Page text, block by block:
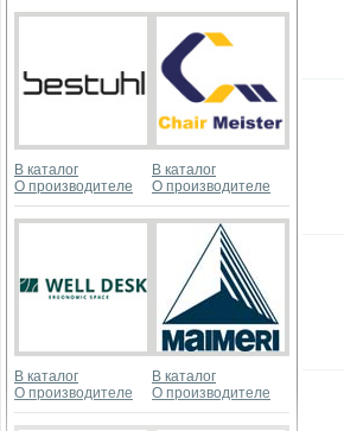
В каталог
О производителе
В каталог
О производителе
В каталог
О производителе
В каталог
О производителе